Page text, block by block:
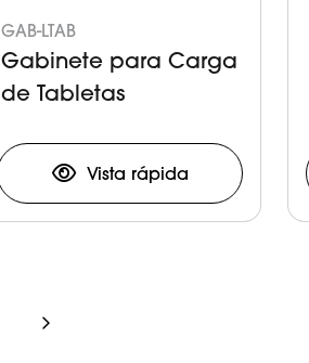
GAB-LTAB
Gabinete para Carga
de Tabletas
Vista rápida